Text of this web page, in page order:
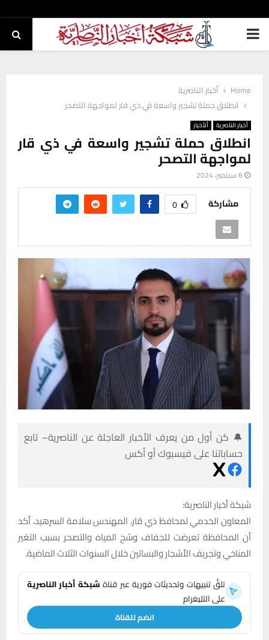
PRIMARY
Home
أخبار الناصرية
انطلاق حملة تشجير واسعة في ذي قار لمواجهة التصحر
أخبار الناصرية ألأخبار
انطلاق حملة تشجير واسعة في ذي قار
لمواجهة التصحر
6 سبتمبر، 2024
مشاركة 0
🔔 كن أول من يعرف الأخبار العاجلة عن الناصرية– تابع
حساباتنا على فيسبوك أو أكس
شبكة أخبار الناصرية:
المعاون الخدمي لمحافظ ذي قار، المهندس سلامة السرهيد، أكد
أن المحافظة تعرضت للجفاف وشح المياه والتصحر بسبب التغير
المناخي وتجريف الأشجار والبساتين خلال السنوات الثلاث الماضية.
تلقَّ تنبيهات وتحديثات فورية عبر قناةشبكة أخبار الناصرية
على التليغرام
انضم للقناة